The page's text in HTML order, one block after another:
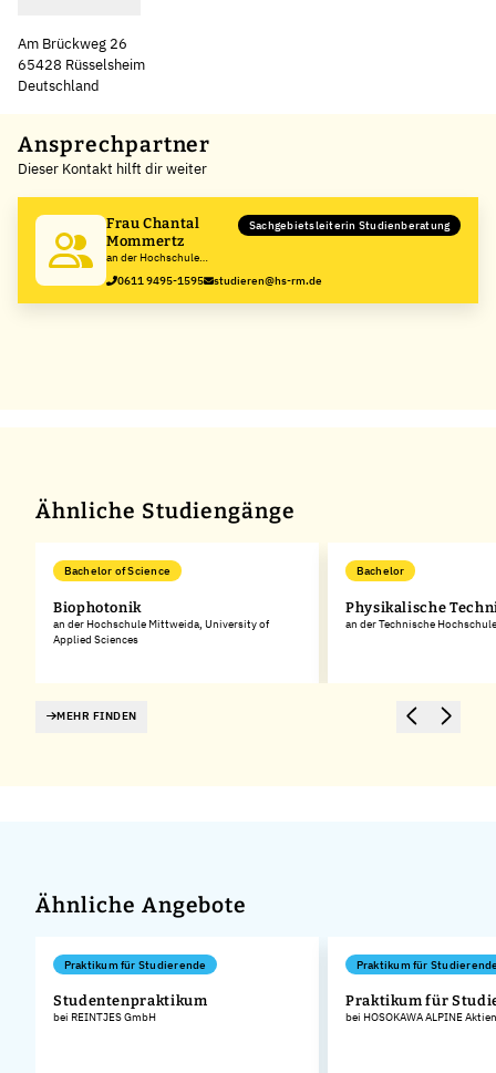
Am Brückweg 26
65428 Rüsselsheim
Deutschland
+
−
Ansprechpartner
Dieser Kontakt hilft dir weiter
Frau Chantal
Mommertz
an der Hochschule
RheinMain
Sachgebietsleiterin Studienberatung
0611 9495-1595 studieren@hs-rm.de
Ähnliche Studiengänge
Bachelor of Science
Biophotonik
an der Hochschule Mittweida, University of
Applied Sciences
Bachelor
Physikalische
an der Technische
MEHR FINDEN
Ähnliche Angebote
Praktikum für Studierende
Studentenpraktikum
bei REINTJES GmbH
Praktikum für
Praktikum für
bei HOSOKAWA ALPINE